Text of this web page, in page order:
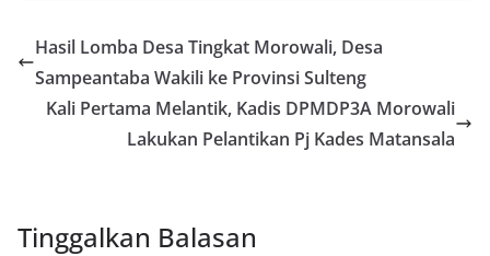
Hasil Lomba Desa Tingkat Morowali, Desa
Sampeantaba Wakili ke Provinsi Sulteng
Kali Pertama Melantik, Kadis DPMDP3A Morowali
Lakukan Pelantikan Pj Kades Matansala
Tinggalkan Balasan